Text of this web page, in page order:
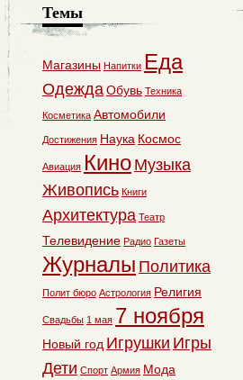
Темы
Магазины Напитки Еда
ОдеждаОбувь Техника
Косметика Автомобили
Достижения Наука Космос
Авиация Кино Музыка
Живопись Книги
Архитектура Театр
Телевидение Радио Газеты
Журналы Политика
Полит бюро Астрология Религия
Свадьбы 1 мая 7 ноября
Новый год Игрушки Игры
Дети Спорт Армия Мода